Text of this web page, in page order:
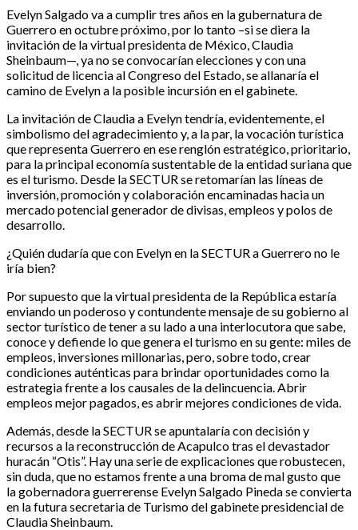
Evelyn Salgado va a cumplir tres años en la gubernatura de
Guerrero en octubre próximo, por lo tanto –si se diera la
invitación de la virtual presidenta de México, Claudia
Sheinbaum—, ya no se convocarían elecciones y con una
solicitud de licencia al Congreso del Estado, se allanaría el
camino de Evelyn a la posible incursión en el gabinete.
La invitación de Claudia a Evelyn tendría, evidentemente, el
simbolismo del agradecimiento y, a la par, la vocación turística
que representa Guerrero en ese renglón estratégico, prioritario,
para la principal economía sustentable de la entidad suriana que
es el turismo. Desde la SECTUR se retomarían las líneas de
inversión, promoción y colaboración encaminadas hacia un
mercado potencial generador de divisas, empleos y polos de
desarrollo.
¿Quién dudaría que con Evelyn en la SECTUR a Guerrero no le
iría bien?
Por supuesto que la virtual presidenta de la República estaría
enviando un poderoso y contundente mensaje de su gobierno al
sector turístico de tener a su lado a una interlocutora que sabe,
conoce y defiende lo que genera el turismo en su gente: miles de
empleos, inversiones millonarias, pero, sobre todo, crear
condiciones auténticas para brindar oportunidades como la
estrategia frente a los causales de la delincuencia. Abrir
empleos mejor pagados, es abrir mejores condiciones de vida.
Además, desde la SECTUR se apuntalaría con decisión y
recursos a la reconstrucción de Acapulco tras el devastador
huracán “Otis”. Hay una serie de explicaciones que robustecen,
sin duda, que no estamos frente a una broma de mal gusto que
la gobernadora guerrerense Evelyn Salgado Pineda se convierta
en la futura secretaria de Turismo del gabinete presidencial de
Claudia Sheinbaum.